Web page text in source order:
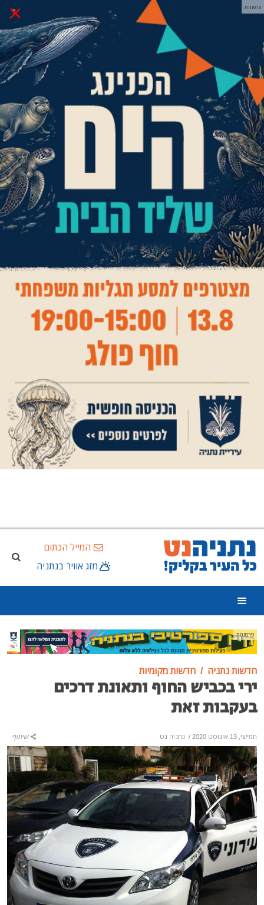
× פרסומת
המייל הכתום
מזג אוויר בנתניה
פרסומת
חדשות נתניה חדשות מקומיות
ירי בכביש החוף ותאונת דרכים
בעקבות זאת
חמישי, 13 אוגוסט 2020 / נתניה נט שיתוף